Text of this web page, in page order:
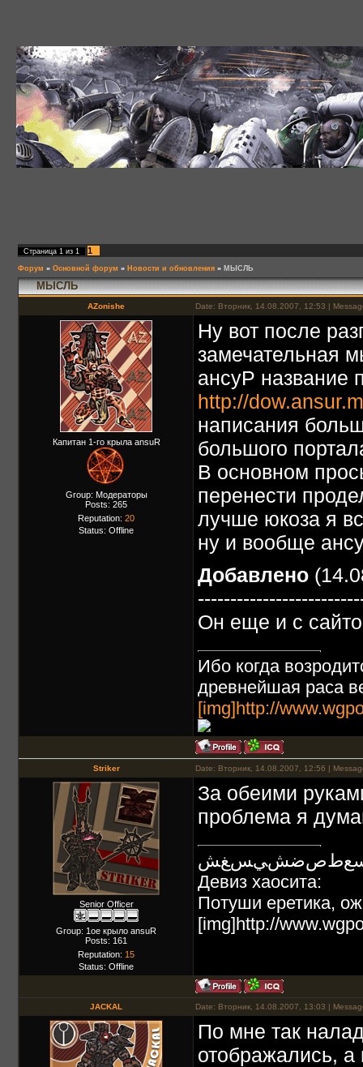
Страница 1 из 1 1
Форум » Основной форум » Новости и обновления » МЫСЛЬ
МЫСЛЬ
AZonishe Date: Вторник, 14.08.2007, 12:53 |
Капитан 1-го крыла ansuR
Group: Модераторы
Posts: 265
Reputation: 20
Status: Offline
Ну вот после
замечательная
ансуР название
http://
написания
большого
В основном
перенести
лучше юкоза я
ну и вообще
Добавлено
Он еще и с
Ибо когда
древнейшая раса
[img]http://
Striker Date: Вторник, 14.08.2007, 12:56 |
Senior Officer
Group: 1ое крыло ansuR
Posts: 161
Reputation: 15
Status: Offline
За обеими
проблема я
Девиз хаосита:
Потуши еретика,
[img]http://
JACKAL Date: Вторник, 14.08.2007, 13:03 |
По мне так
отображались,